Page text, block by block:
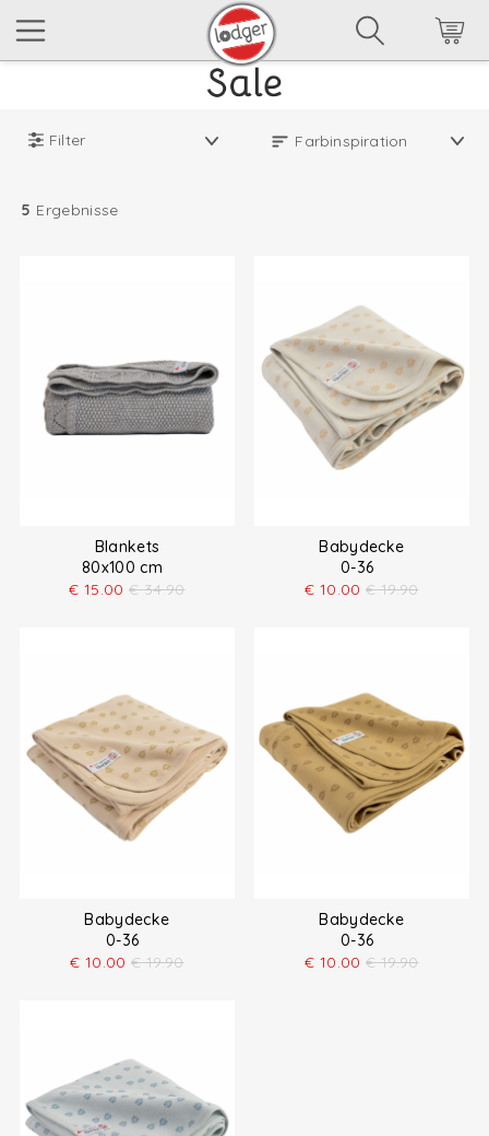
Filter
5 Ergebnisse
Blankets
80x100 cm
€ 15.00 € 34.90
Babydecke
0-36
€ 10.00 € 19.90
Babydecke
0-36
€ 10.00 € 19.90
Babydecke
0-36
€ 10.00 € 19.90